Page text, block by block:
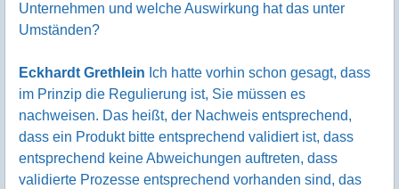
Unternehmen und welche Auswirkung hat das unter
Umständen?
Eckhardt Grethlein Ich hatte vorhin schon gesagt, dass
im Prinzip die Regulierung ist, Sie müssen es
nachweisen. Das heißt, der Nachweis entsprechend,
dass ein Produkt bitte entsprechend validiert ist, dass
entsprechend keine Abweichungen auftreten, dass
validierte Prozesse entsprechend vorhanden sind, das